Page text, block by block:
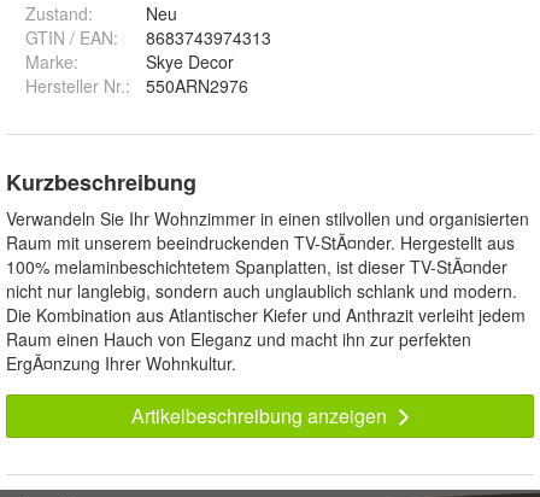
Zustand:
Neu
GTIN / EAN:
8683743974313
Marke:
Skye Decor
Hersteller Nr.:
550ARN2976
Kurzbeschreibung
Verwandeln Sie Ihr Wohnzimmer in einen stilvollen und organisierten
Raum mit unserem beeindruckenden TV-StÃ¤nder. Hergestellt aus
100% melaminbeschichtetem Spanplatten, ist dieser TV-StÃ¤nder
nicht nur langlebig, sondern auch unglaublich schlank und modern.
Die Kombination aus Atlantischer Kiefer und Anthrazit verleiht jedem
Raum einen Hauch von Eleganz und macht ihn zur perfekten
ErgÃ¤nzung Ihrer Wohnkultur.
Artikelbeschreibung anzeigen